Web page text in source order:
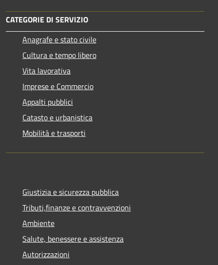
CATEGORIE DI SERVIZIO
Anagrafe e stato civile
Cultura e tempo libero
Vita lavorativa
Imprese e Commercio
Appalti pubblici
Catasto e urbanistica
Mobilità e trasporti
Giustizia e sicurezza pubblica
Tributi,finanze e contravvenzioni
Ambiente
Salute, benessere e assistenza
Autorizzazioni